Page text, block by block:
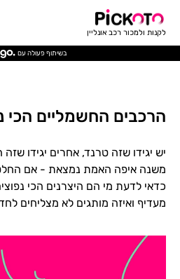
לקנות ולמכור רכב אונליין
בשיתוף פעולה עם
הרכבים החשמליים הכי
יש יגידו שזה טרנד, אחרים יגידו
משנה איפה האמת נמצאת - אם
כדאי לדעת מי הם היצרנים הכי
מעדיף ואיזה מותגים לא מצליחים